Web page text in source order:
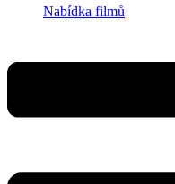
Nabídka filmů